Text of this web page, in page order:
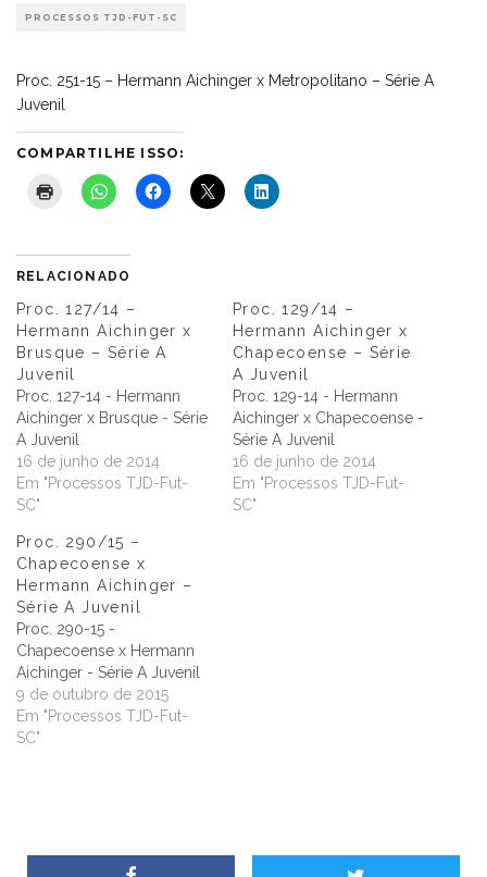
PROCESSOS TJD-FUT-SC
Proc. 251-15 – Hermann Aichinger x Metropolitano – Série A
Juvenil
COMPARTILHE ISSO:
RELACIONADO
Proc. 127/14 –
Hermann Aichinger x
Brusque – Série A
Juvenil
Proc. 127-14 - Hermann
Aichinger x Brusque - Série
A Juvenil
16 de junho de 2014
Em "Processos TJD-Fut-
SC"
Proc. 129/14 –
Hermann Aichinger x
Chapecoense – Série
A Juvenil
Proc. 129-14 - Hermann
Aichinger x Chapecoense -
Série A Juvenil
16 de junho de 2014
Em "Processos TJD-Fut-
SC"
Proc. 290/15 –
Chapecoense x
Hermann Aichinger –
Série A Juvenil
Proc. 290-15 -
Chapecoense x Hermann
Aichinger - Série A Juvenil
9 de outubro de 2015
Em "Processos TJD-Fut-
SC"